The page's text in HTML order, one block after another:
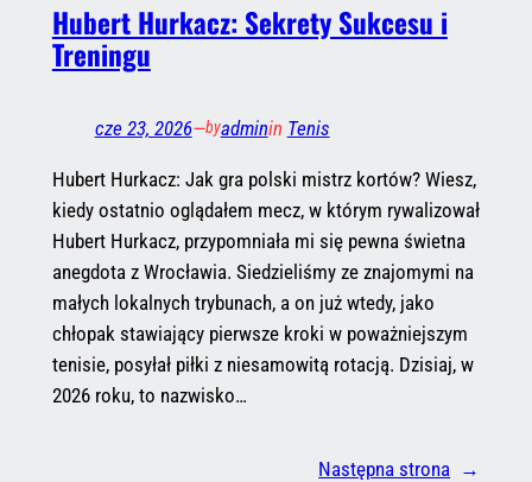
Hubert Hurkacz: Sekrety Sukcesu i
Treningu
cze 23, 2026—byadminin Tenis
Hubert Hurkacz: Jak gra polski mistrz kortów? Wiesz,
kiedy ostatnio oglądałem mecz, w którym rywalizował
Hubert Hurkacz, przypomniała mi się pewna świetna
anegdota z Wrocławia. Siedzieliśmy ze znajomymi na
małych lokalnych trybunach, a on już wtedy, jako
chłopak stawiający pierwsze kroki w poważniejszym
tenisie, posyłał piłki z niesamowitą rotacją. Dzisiaj, w
2026 roku, to nazwisko…
Następna strona →